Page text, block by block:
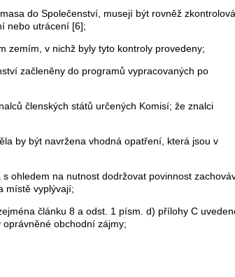
do Společenství, musejí být rovněž
nebo utrácení [6];
zemím, v nichž byly tyto kontroly provedeny;
začleněny do programů vypracovaných po
členských států určených Komisí; že znalci
by být navržena vhodná opatření, která jsou v
ohledem na nutnost dodržovat povinnost
místě vyplývají;
článku 8 a odst. 1 písm. d) přílohy C
obchodní zájmy;